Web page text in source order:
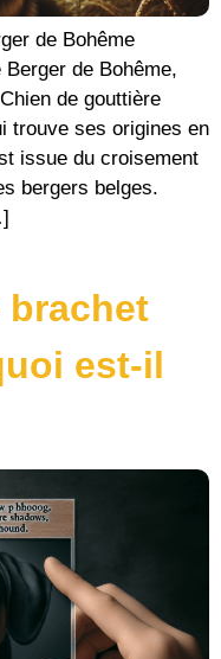
de Bohême
Berger de Bohême,
de gouttière
trouve ses origines en
issue du croisement
bergers belges.
brachet
est-il